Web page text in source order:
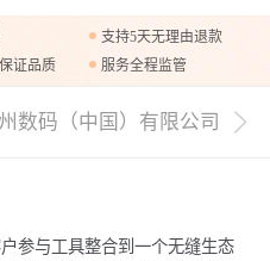
支持5天无理由退款
证品质
服务全程监管
数码（中国）有限公司
参与工具整合到一个无缝生态